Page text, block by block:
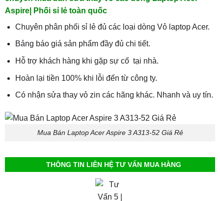
Aspire| Phối sỉ lẻ toàn quốc
Chuyên phân phối sỉ lẻ đủ các loại dòng Vỏ laptop Acer.
Bảng báo giá sản phẩm đầy đủ chi tiết.
Hỗ trợ khách hàng khi gặp sự cố tại nhà.
Hoàn lại tiền 100% khi lỗi đến từ công ty.
Có nhận sửa thay vỏ zin các hãng khác. Nhanh và uy tín.
Mua Bán Laptop Acer Aspire 3 A313-52 Giá Rẻ
THÔNG TIN LIÊN HỆ TƯ VẤN MUA HÀNG